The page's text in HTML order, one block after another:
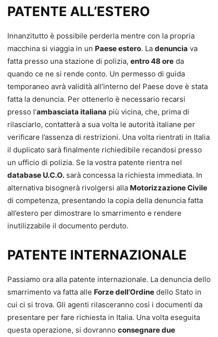
PATENTE ALL’ESTERO
Innanzitutto è possibile perderla mentre con la propria
macchina si viaggia in un Paese estero. La denuncia va
fatta presso una stazione di polizia, entro 48 ore da
quando ce ne si rende conto. Un permesso di guida
temporaneo avrà validità all’interno del Paese dove è stata
fatta la denuncia. Per ottenerlo è necessario recarsi
presso l’ambasciata italiana più vicina, che, prima di
rilasciarlo, contatterà a sua volta le autorità italiane per
verificare l’assenza di restrizioni. Una volta rientrati in Italia
il duplicato sarà finalmente richiedibile recandosi presso
un ufficio di polizia. Se la vostra patente rientra nel
database U.C.O. sarà concessa la richiesta immediata. In
alternativa bisognerà rivolgersi alla Motorizzazione Civile
di competenza, presentando la copia della denuncia fatta
all’estero per dimostrare lo smarrimento e rendere
inutilizzabile il documento perduto.
PATENTE INTERNAZIONALE
Passiamo ora alla patente internazionale. La denuncia dello
smarrimento va fatta alle Forze dell’Ordine dello Stato in
cui ci si trova. Gli agenti rilasceranno così i documenti da
presentare per fare richiesta in Italia. Una volta eseguita
questa operazione, si dovranno consegnare due